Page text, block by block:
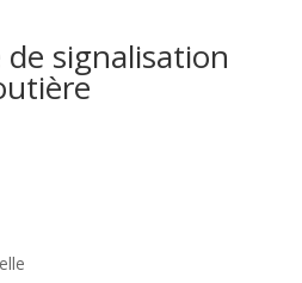
signalisation